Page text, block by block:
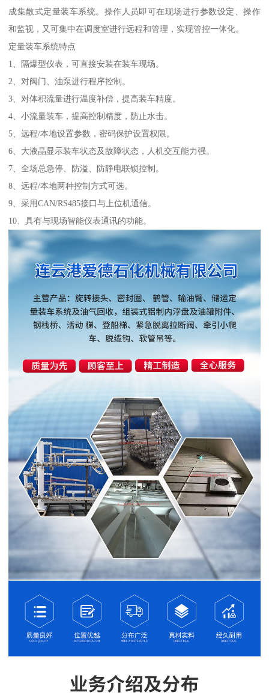
成集散式定量装车系统。操作人员即可在现场进行参数设定、操作
和监视，又可集中在调度室进行远程和管理，实现管控一体化。
定量装车系统特点
1、隔爆型仪表，可直接安装在装车现场。
2、对阀门、油泵进行程序控制。
3、对体积流量进行温度补偿，提高装车精度。
4、小流量装车，提高控制精度，防止水击。
5、远程/本地设置参数，密码保护设置权限。
6、大液晶显示装车状态及故障状态，人机交互能力强。
7、全场总急停、防溢、防静电联锁控制。
8、远程/本地两种控制方式可选。
9、采用CAN/RS485接口与上位机通信。
10、具有与现场智能仪表通讯的功能。